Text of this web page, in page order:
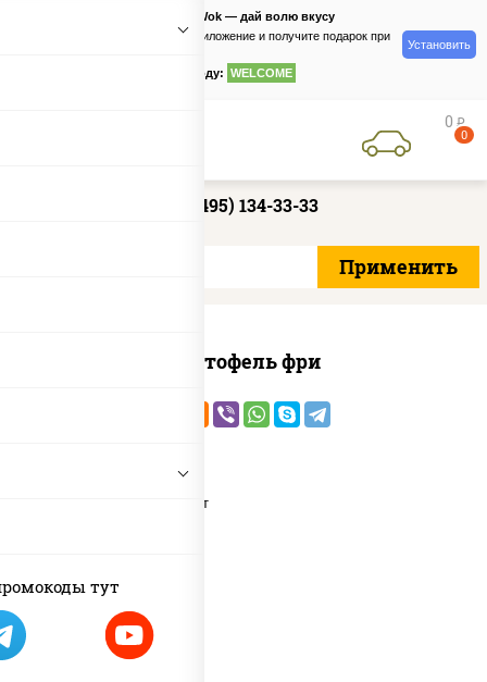
тут
PizzaSushiWok — дай волю вкусу
Скачайте приложение и получите подарок при
по промокоду: WELCOME
Установить
0 руб
0
+7 (495) 134-33-33
Картофель фри